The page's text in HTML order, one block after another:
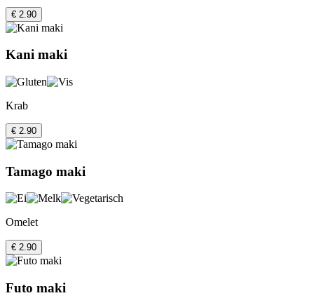
€ 2.90
Kani maki
Krab
€ 2.90
Tamago maki
Omelet
€ 2.90
Futo maki